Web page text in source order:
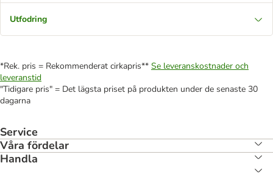
Utfodring
*Rek. pris = Rekommenderat cirkapris** Se leveranskostnader och
leveranstid
"Tidigare pris" = Det lägsta priset på produkten under de senaste 30
dagarna
Service
Våra fördelar
Handla